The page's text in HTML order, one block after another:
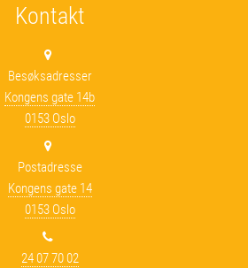
Kontakt
Besøksadresser
Kongens gate 14b
0153 Oslo
Postadresse
Kongens gate 14
0153 Oslo
24 07 70 02